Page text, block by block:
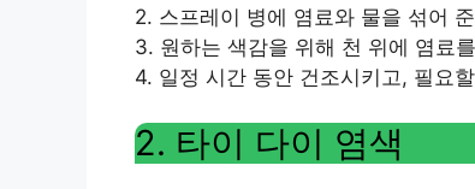
2. 스프레이 병에 염료와 물을 섞어
3. 원하는 색감을 위해 천 위에 염료
4. 일정 시간 동안 건조시키고, 필요
2. 타이 다이 염색